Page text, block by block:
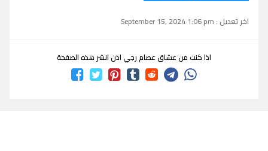
اخر تعديل : September 15, 2024 1:06 pm
اذا كنت من عشاق عصام رجي اذن انشر هذه الصفحة